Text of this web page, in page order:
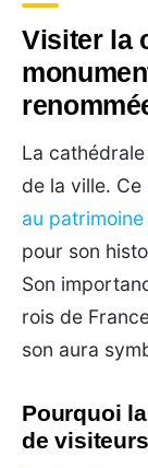
Visiter la
La
de la ville.
au patrimoine
pour son
Son
rois de
son aura
Pourquoi
de